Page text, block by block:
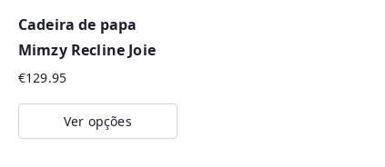
Cadeira de papa
Mimzy Recline Joie
€129.95
Ver opções